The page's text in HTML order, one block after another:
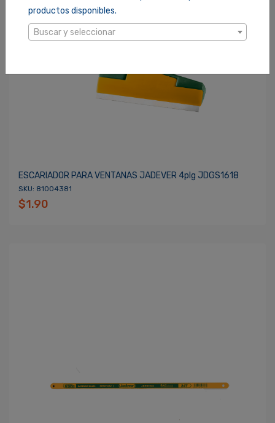
productos disponibles.
Buscar y seleccionar
ESCARIADOR PARA VENTANAS JADEVER 4plg JDGS1618
SKU: 81004381
$1.90